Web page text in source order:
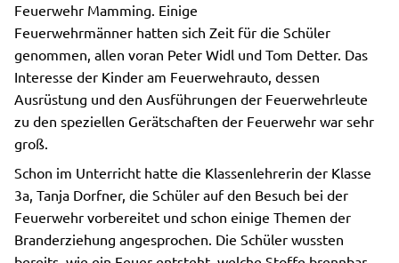
Feuerwehr Mamming. Einige
Feuerwehrmänner hatten sich Zeit für die Schüler
genommen, allen voran Peter Widl und Tom Detter. Das
Interesse der Kinder am Feuerwehrauto, dessen
Ausrüstung und den Ausführungen der Feuerwehrleute
zu den speziellen Gerätschaften der Feuerwehr war sehr
groß.
Schon im Unterricht hatte die Klassenlehrerin der Klasse
3a, Tanja Dorfner, die Schüler auf den Besuch bei der
Feuerwehr vorbereitet und schon einige Themen der
Branderziehung angesprochen. Die Schüler wussten